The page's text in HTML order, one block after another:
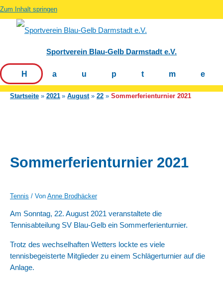
Zum Inhalt springen
Sportverein Blau-Gelb Darmstadt e.V.
Startseite 2021 August 22 Sommerferienturnier 2021
Sommerferienturnier 2021
Tennis / Von Anne Brodhäcker
Am Sonntag, 22. August 2021 veranstaltete die
Tennisabteilung SV Blau-Gelb ein Sommerferienturnier.
Trotz des wechselhaften Wetters lockte es viele
tennisbegeisterte Mitglieder zu einem Schlägerturnier auf die
Anlage.